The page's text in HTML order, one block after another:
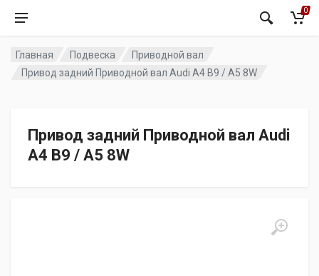
0
Главная Подвеска
Приводной вал
Привод задний Приводной вал Audi A4 B9 / A5 8W
Привод задний Приводной вал Audi
A4 B9 / A5 8W